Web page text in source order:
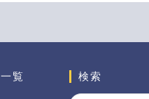
覧 検索